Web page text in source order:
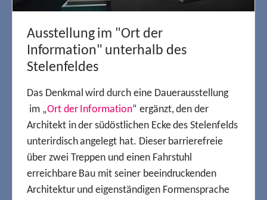
Ausstellung im "Ort der
Information" unterhalb des
Stelenfeldes
Das Denkmal wird durch eine Dauerausstellung
im „Ort der Information“ ergänzt, den der
Architekt in der südöstlichen Ecke des Stelenfelds
unterirdisch angelegt hat. Dieser barrierefreie
über zwei Treppen und einen Fahrstuhl
erreichbare Bau mit seiner beeindruckenden
Architektur und eigenständigen Formensprache